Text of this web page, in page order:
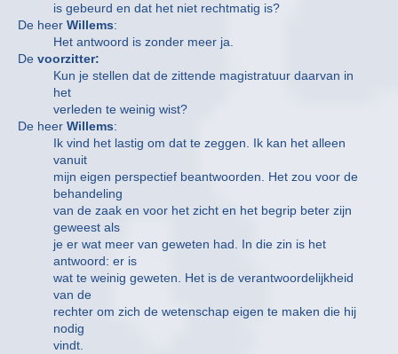
is gebeurd en dat het niet rechtmatig is?
De heer Willems:
Het antwoord is zonder meer ja.
De voorzitter:
Kun je stellen dat de zittende magistratuur daarvan in
het
verleden te weinig wist?
De heer Willems:
Ik vind het lastig om dat te zeggen. Ik kan het alleen
vanuit
mijn eigen perspectief beantwoorden. Het zou voor de
behandeling
van de zaak en voor het zicht en het begrip beter zijn
geweest als
je er wat meer van geweten had. In die zin is het
antwoord: er is
wat te weinig geweten. Het is de verantwoordelijkheid
van de
rechter om zich de wetenschap eigen te maken die hij
nodig
vindt.